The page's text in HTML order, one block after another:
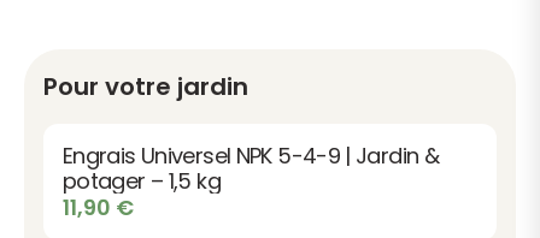
Pour votre jardin
Engrais Universel NPK 5-4-9 | Jardin &
potager – 1,5 kg
11,90 €